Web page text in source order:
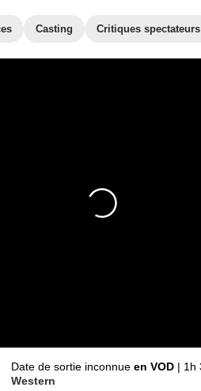
Casting Critiques spectateurs
Date de sortie inconnue en VOD | 1h
Western